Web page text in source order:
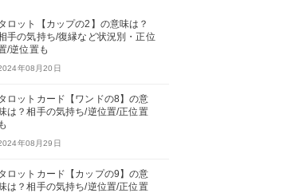
ロット【カップの2】の意味は？
手の気持ち/復縁など状況別・正位
/逆位置も
年08月20日
ロットカード【ワンドの8】の意
は？相手の気持ち/逆位置/正位置
も
年08月29日
ロットカード【カップの9】の意
は？相手の気持ち/逆位置/正位置